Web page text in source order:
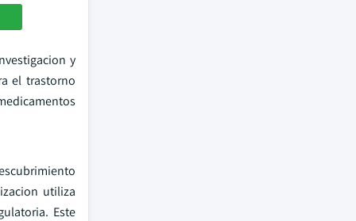
y
el trastorno
utiliza
Este